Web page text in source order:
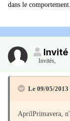
dans le comportement.
Invité
Invités
Le 09/05/2013
AprilPrimavera,